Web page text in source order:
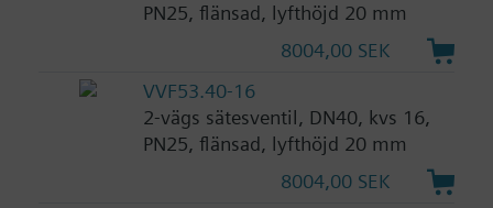
PN25, flänsad, lyfthöjd 20 mm
8004,00 SEK
VVF53.40-16
2-vägs sätesventil, DN40, kvs 16,
PN25, flänsad, lyfthöjd 20 mm
8004,00 SEK